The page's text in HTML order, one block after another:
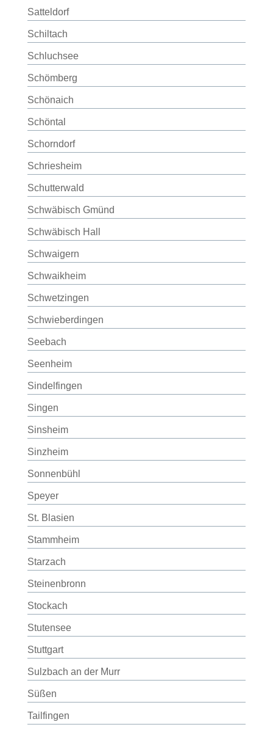
Satteldorf
Schiltach
Schluchsee
Schömberg
Schönaich
Schöntal
Schorndorf
Schriesheim
Schutterwald
Schwäbisch Gmünd
Schwäbisch Hall
Schwaigern
Schwaikheim
Schwetzingen
Schwieberdingen
Seebach
Seenheim
Sindelfingen
Singen
Sinsheim
Sinzheim
Sonnenbühl
Speyer
St. Blasien
Stammheim
Starzach
Steinenbronn
Stockach
Stutensee
Stuttgart
Sulzbach an der Murr
Süßen
Tailfingen